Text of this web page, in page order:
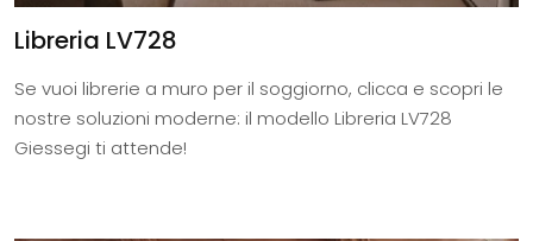
Libreria LV728
Se vuoi librerie a muro per il soggiorno, clicca e scopri le
nostre soluzioni moderne: il modello Libreria LV728
Giessegi ti attende!